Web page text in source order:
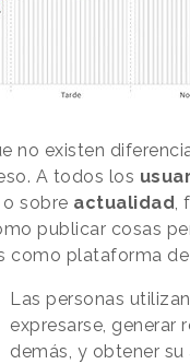
no existen
A todos los
sobre actualidad
publicar cosas
como plataforma
Las personas
expresarse, generar
demás, y obtener